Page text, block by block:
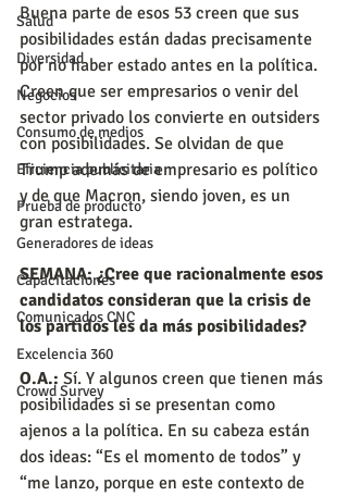
Salud
Diversidad
Negocios
Consumo de medios
Eficiencia publicitaria
Prueba de producto
Generadores de ideas
Capacitaciones
Comunicados CNC
Excelencia 360
Crowd Survey
Buena parte de esos 53 creen que sus
posibilidades están dadas precisamente
por no haber estado antes en la política.
Creen que ser empresarios o venir del
sector privado los convierte en outsiders
con posibilidades. Se olvidan de que
Trump además de empresario es político
y de que Macron, siendo joven, es un
gran estratega.
SEMANA: ¿Cree que racionalmente esos
candidatos consideran que la crisis de
los partidos les da más posibilidades?
O.A.: Sí. Y algunos creen que tienen más
posibilidades si se presentan como
ajenos a la política. En su cabeza están
dos ideas: “Es el momento de todos” y
“me lanzo, porque en este contexto de